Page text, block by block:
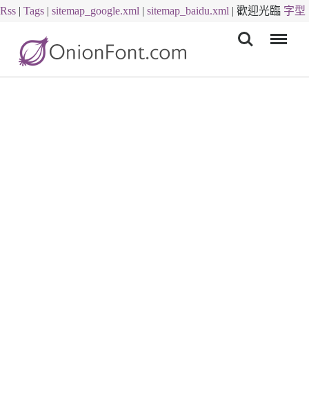
Rss | Tags | sitemap_google.xml | sitemap_baidu.xml | 歡迎光臨 字型